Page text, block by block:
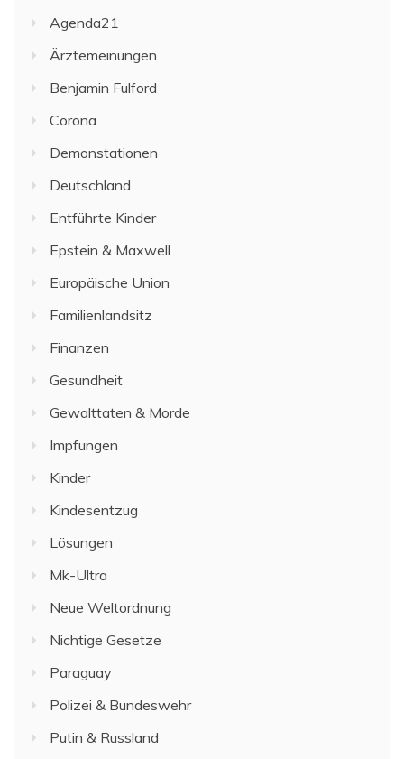
Agenda21
Ärztemeinungen
Benjamin Fulford
Corona
Demonstationen
Deutschland
Entführte Kinder
Epstein & Maxwell
Europäische Union
Familienlandsitz
Finanzen
Gesundheit
Gewalttaten & Morde
Impfungen
Kinder
Kindesentzug
Lösungen
Mk-Ultra
Neue Weltordnung
Nichtige Gesetze
Paraguay
Polizei & Bundeswehr
Putin & Russland